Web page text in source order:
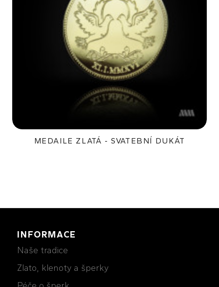
MEDAILE ZLATÁ - SVATEBNÍ DUKÁT
INFORMACE
Naše tradice
Zlato, klenoty a šperky